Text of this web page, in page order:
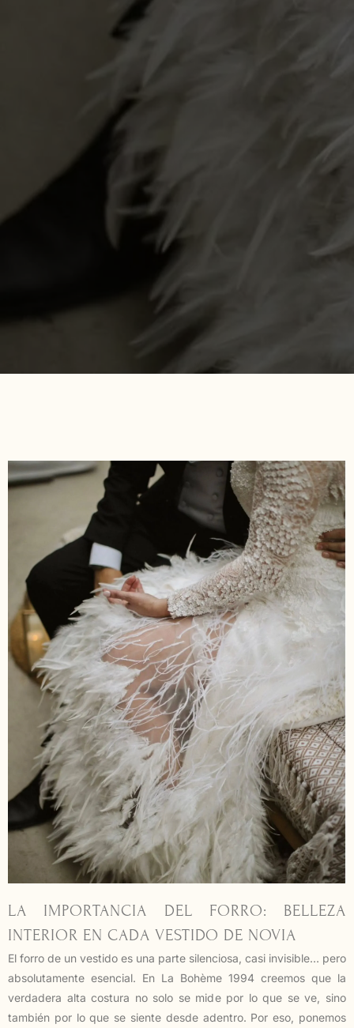
LA IMPORTANCIA DEL FORRO: BELLEZA
INTERIOR EN CADA VESTIDO DE NOVIA
El forro de un vestido es una parte silenciosa, casi invisible… pero
absolutamente esencial. En La Bohème 1994 creemos que la
verdadera alta costura no solo se mide por lo que se ve, sino
también por lo que se siente desde adentro. Por eso, ponemos